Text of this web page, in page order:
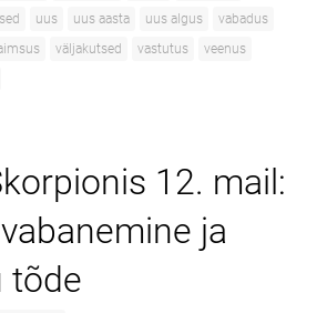
uus uus aasta uus algus
vabadus
väljakutsed vastutus
veenus
12. mail:
ja
tõde